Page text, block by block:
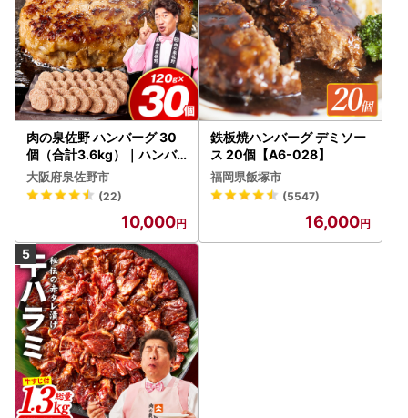
肉の泉佐野 ハンバーグ 30
個（合計3.6kg）｜ハンバ
ーグ 訳あり 黒毛和牛×なに
わポーク
大阪府泉佐野市
(22)
10,000
鉄板焼ハンバーグ デミソー
ス 20個【A6-028】
福岡県飯塚市
(5547)
16,000